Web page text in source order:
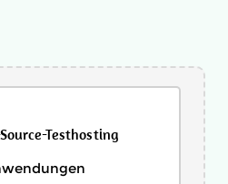
Testhosting